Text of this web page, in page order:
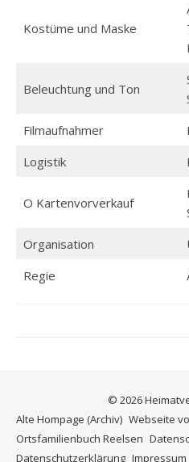
Kostüme und Maske
Beleuchtung und Ton
Filmaufnahmer
Logistik
O Kartenvorverkauf
Organisation
Regie
© 2026
Alte Hompage (Archiv) Webseite
Ortsfamilienbuch Reelsen
Datenschutzerklärung Impressum